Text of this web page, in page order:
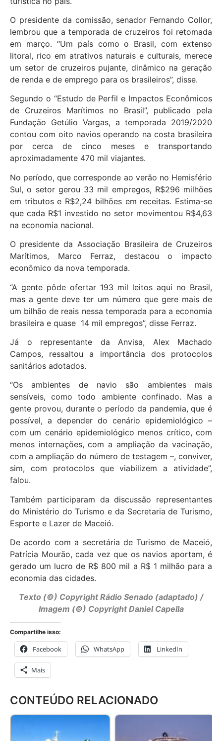
O presidente da comissão, senador Fernando Collor,
lembrou que a temporada de cruzeiros foi retomada
em março. “Um país como o Brasil, com extenso
litoral, rico em atrativos naturais e culturais, merece
um setor de cruzeiros pujante, dinâmico na geração
de renda e de emprego para os brasileiros”, disse.
Segundo o “Estudo de Perfil e Impactos Econômicos
de Cruzeiros Marítimos no Brasil”, publicado pela
Fundação Getúlio Vargas, a temporada 2019/2020
contou com oito navios operando na costa brasileira
por cerca de cinco meses e transportando
aproximadamente 470 mil viajantes.
No período, que corresponde ao verão no Hemisfério
Sul, o setor gerou 33 mil empregos, R$296 milhões
em tributos e R$2,24 bilhões em receitas. Estima-se
que cada R$1 investido no setor movimentou R$4,63
na economia nacional.
O presidente da Associação Brasileira de Cruzeiros
Marítimos, Marco Ferraz, destacou o impacto
econômico da nova temporada.
“A gente pôde ofertar 193 mil leitos aqui no Brasil,
mas a gente deve ter um número que gere mais de
um bilhão de reais nessa temporada para a economia
brasileira e quase 14 mil empregos”, disse Ferraz.
Já o representante da Anvisa, Alex Machado
Campos, ressaltou a importância dos protocolos
sanitários adotados.
“Os ambientes de navio são ambientes mais
sensíveis, como todo ambiente confinado. Mas a
gente provou, durante o período da pandemia, que é
possível, a depender do cenário epidemiológico –
com um cenário epidemiológico menos crítico, com
menos internações, com a ampliação da vacinação,
com a ampliação do número de testagem –, conviver,
sim, com protocolos que viabilizem a atividade”,
falou.
Também participaram da discussão representantes
do Ministério do Turismo e da Secretaria de Turismo,
Esporte e Lazer de Maceió.
De acordo com a secretária de Turismo de Maceió,
Patrícia Mourão, cada vez que os navios aportam, é
gerado um lucro de R$ 800 mil a R$ 1 milhão para a
economia das cidades.
Texto (©) Copyright Rádio Senado (adaptado) /
Imagem (©) Copyright Daniel Capella
Compartilhe isso:
Facebook WhatsApp LinkedIn
Mais
CONTEÚDO RELACIONADO